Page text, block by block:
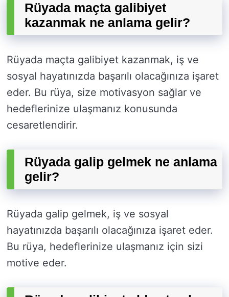
Rüyada maçta galibiyet
kazanmak ne anlama gelir?
Rüyada maçta galibiyet kazanmak, iş ve
sosyal hayatınızda başarılı olacağınıza işaret
eder. Bu rüya, size motivasyon sağlar ve
hedeflerinize ulaşmanız konusunda
cesaretlendirir.
Rüyada galip gelmek ne anlama
gelir?
Rüyada galip gelmek, iş ve sosyal
hayatınızda başarılı olacağınıza işaret eder.
Bu rüya, hedeflerinize ulaşmanız için sizi
motive eder.